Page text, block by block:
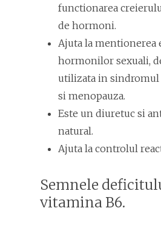
functionarea
de hormoni.
Ajuta la
hormonilor sexuali,
utilizata in
si menopauza.
Este un diuretuc si
natural.
Ajuta la controlul
Semnele
vitamina B6.